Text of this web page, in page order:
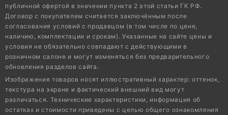
публичной офертой в значении пункта 2 этой статьи ГК РФ.
Договор с покупателем считается заключённым после
согласования условий с продавцом (в том числе по цене,
наличию, комплектации и срокам). Указанные на сайте цены и
условия не обязательно совпадают с действующими в
розничном салоне и могут изменяться без предварительного
обновления разделов сайта.
Изображения товаров носят иллюстративный характер: оттенок,
текстура на экране и фактический внешний вид могут
различаться. Технические характеристики, информация об
остатках и стоимости приведены с целью общего ознакомления